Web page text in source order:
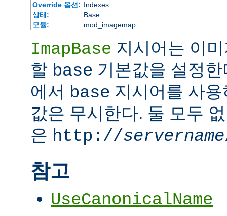
Override 옵션: Indexes
상태:
Base
모듈:
mod_imagemap
ImapBase 지시어는 이
할 base 기본값을 설정
에서 base 지시어를 사
값은 무시한다. 둘 모두
은 http://servername
참고
UseCanonicalName